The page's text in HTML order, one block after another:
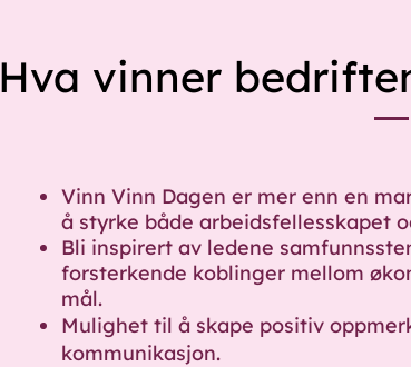
Hva vinner
Vinn Vinn Dagen er mer enn en
å styrke både arbeidsfellesskapet
Bli inspirert av ledene
forsterkende koblinger mellom
mål.
Mulighet til å skape positiv
kommunikasjon.